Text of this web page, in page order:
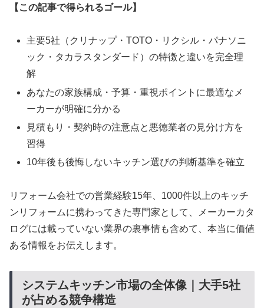
【この記事で得られるゴール】
主要5社（クリナップ・TOTO・リクシル・パナソニ
ック・タカラスタンダード）の特徴と違いを完全理
解
あなたの家族構成・予算・重視ポイントに最適なメ
ーカーが明確に分かる
見積もり・契約時の注意点と悪徳業者の見分け方を
習得
10年後も後悔しないキッチン選びの判断基準を確立
リフォーム会社での営業経験15年、1000件以上のキッチ
ンリフォームに携わってきた専門家として、メーカーカタ
ログには載っていない業界の裏事情も含めて、本当に価値
ある情報をお伝えします。
システムキッチン市場の全体像｜大手5社
が占める競争構造